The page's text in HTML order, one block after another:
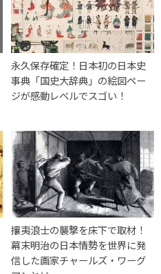
永久保存確定！日本初の日本史
事典「国史大辞典」の絵図ペー
ジが感動レベルでスゴい！
攘夷浪士の襲撃を床下で取材！
幕末明治の日本情勢を世界に発
信した画家チャールズ・ワーグ